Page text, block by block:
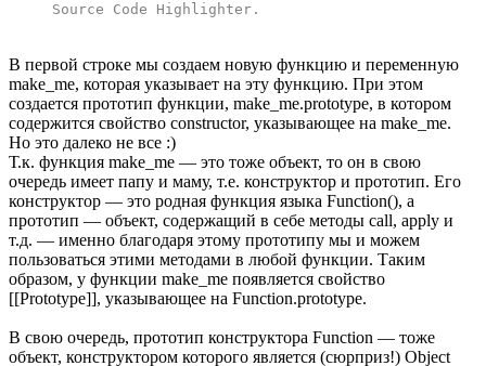
Source Code Highlighter .
В первой строке мы создаем новую функцию и переменную
make_me, которая указывает на эту функцию. При этом
создается прототип функции, make_me.prototype, в котором
содержится свойство constructor, указывающее на make_me.
Но это далеко не все :)
Т.к. функция make_me — это тоже объект, то он в свою
очередь имеет папу и маму, т.е. конструктор и прототип. Его
конструктор — это родная функция языка Function(), а
прототип — объект, содержащий в себе методы call, apply и
т.д. — именно благодаря этому прототипу мы и можем
пользоваться этими методами в любой функции. Таким
образом, у функции make_me появляется свойство
[[Prototype]], указывающее на Function.prototype.
В свою очередь, прототип конструктора Function — тоже
объект, конструктором которого является (сюрприз!) Object